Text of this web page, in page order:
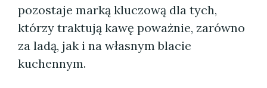
pozostaje marką kluczową dla tych,
którzy traktują kawę poważnie, zarówno
za ladą, jak i na własnym blacie
kuchennym.